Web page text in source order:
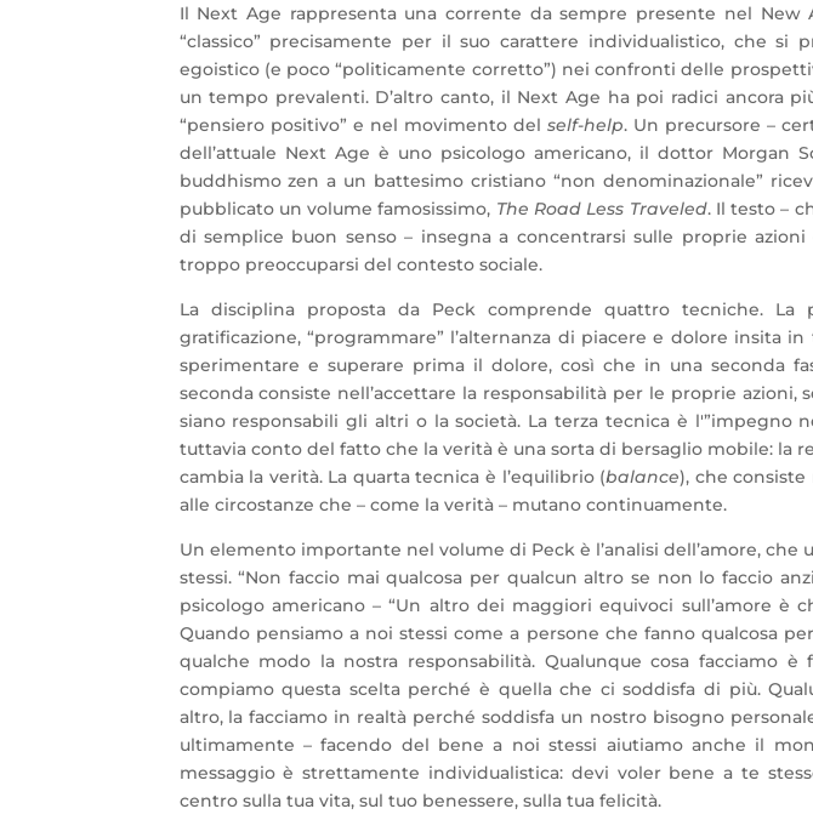
Il Next Age rappresenta una corrente da sempre presente nel New
“classico” precisamente per il suo carattere individualistico, che si
egoistico (e poco “politicamente corretto”) nei confronti delle
un tempo prevalenti. D’altro canto, il Next Age ha poi radici ancora
“pensiero positivo” e nel movimento del self-help. Un precursore –
dell’attuale Next Age è uno psicologo americano, il dottor Morgan
buddhismo zen a un battesimo cristiano “non denominazionale”
pubblicato un volume famosissimo, The Road Less Traveled. Il testo –
di semplice buon senso – insegna a concentrarsi sulle proprie
troppo preoccuparsi del contesto sociale.
La disciplina proposta da Peck comprende quattro tecniche. La
gratificazione, “programmare” l’alternanza di piacere e dolore insita
sperimentare e superare prima il dolore, così che in una seconda
seconda consiste nell’accettare la responsabilità per le proprie azioni,
siano responsabili gli altri o la società. La terza tecnica è l'”impegno
tuttavia conto del fatto che la verità è una sorta di bersaglio mobile: la
cambia la verità. La quarta tecnica è l’equilibrio (balance), che consiste
alle circostanze che – come la verità – mutano continuamente.
Un elemento importante nel volume di Peck è l’analisi dell’amore,
stessi. “Non faccio mai qualcosa per qualcun altro se non lo faccio
psicologo americano – “Un altro dei maggiori equivoci sull’amore è
Quando pensiamo a noi stessi come a persone che fanno qualcosa
qualche modo la nostra responsabilità. Qualunque cosa facciamo
compiamo questa scelta perché è quella che ci soddisfa di più.
altro, la facciamo in realtà perché soddisfa un nostro bisogno
ultimamente – facendo del bene a noi stessi aiutiamo anche il
messaggio è strettamente individualistica: devi voler bene a te
centro sulla tua vita, sul tuo benessere, sulla tua felicità.